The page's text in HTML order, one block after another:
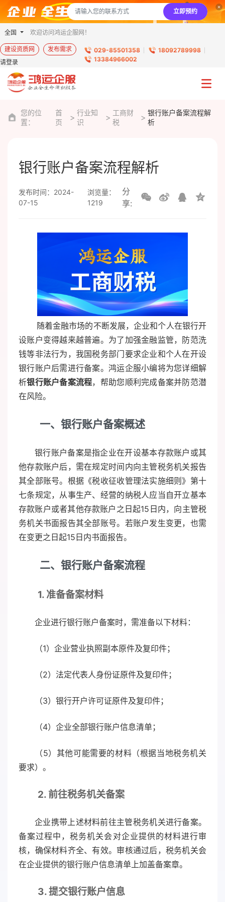
立即预约
全国 欢迎访问鸿运企服网！
建设资质网
发布需求
请登录
029-85501358
18092789998
13384966002
您的位
置：
首
页
行业知
识
工商财
税
银行账户备案流程解
析
银行账户备案流程解析
发布时间：2024-
07-15
浏览量：
1219
分
享:
随着金融市场的不断发展，企业和个人在银行开
设账户变得越来越普遍。为了加强金融监管，防范洗
钱等非法行为，我国税务部门要求企业和个人在开设
银行账户后需进行备案。鸿运企服小编将为您详细解
析银行账户备案流程，帮助您顺利完成备案并防范潜
在风险。
一、银行账户备案概述
银行账户备案是指企业在开设基本存款账户或其
他存款账户后，需在规定时间内向主管税务机关报告
其全部账号。根据《税收征收管理法实施细则》第十
七条规定，从事生产、经营的纳税人应当自开立基本
存款账户或者其他存款账户之日起15日内，向主管税
务机关书面报告其全部账号。若账户发生变更，也需
在变更之日起15日内书面报告。
二、银行账户备案流程
1. 准备备案材料
企业进行银行账户备案时，需准备以下材料：
（1）企业营业执照副本原件及复印件；
（2）法定代表人身份证原件及复印件；
（3）银行开户许可证原件及复印件；
（4）企业全部银行账户信息清单；
（5）其他可能需要的材料（根据当地税务机关
要求）。
2. 前往税务机关备案
企业携带上述材料前往主管税务机关进行备案。
备案过程中，税务机关会对企业提供的材料进行审
核，确保材料齐全、有效。审核通过后，税务机关会
在企业提供的银行账户信息清单上加盖备案章。
3. 提交银行账户信息